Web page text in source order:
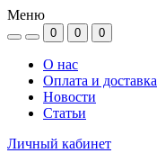
Меню
0 0 0
О нас
Оплата и доставка
Новости
Статьи
Личный кабинет